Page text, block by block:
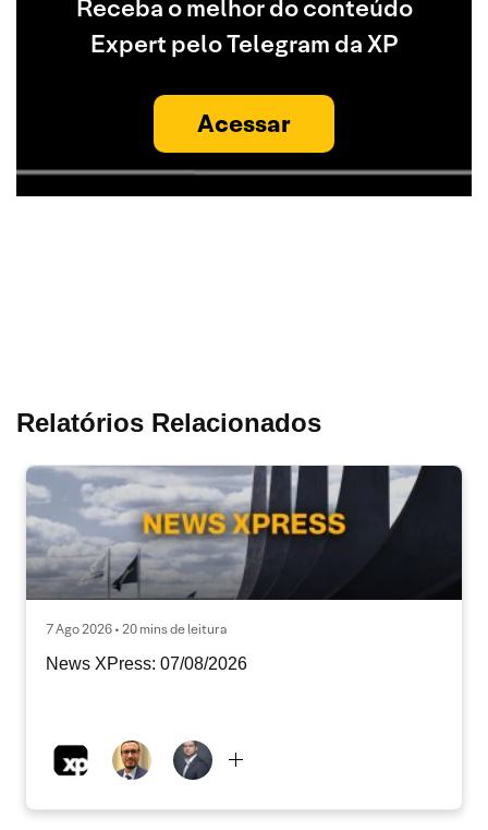
Receba o melhor do conteúdo
Expert pelo Telegram da XP
Acessar
Relatórios Relacionados
7 Ago 2026 • 20 mins de leitura
News XPress: 07/08/2026